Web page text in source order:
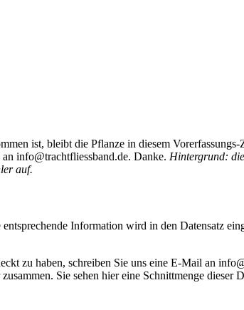
ist, bleibt die Pflanze in diesem Vorerfassungs-
info@trachtfliessband.de. Danke. Hintergrund:
auf.
Information wird in den Datensatz
zu haben, schreiben Sie uns eine E-Mail an
Sie sehen hier eine Schnittmenge dieser